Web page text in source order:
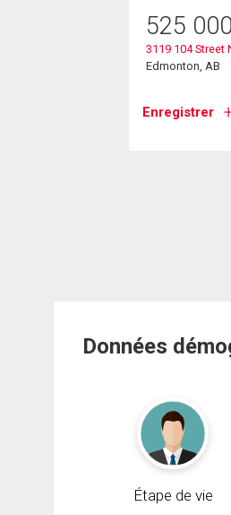
525 000
3119 104 Street
Edmonton, AB
Enregistrer
Données
Étape de vie